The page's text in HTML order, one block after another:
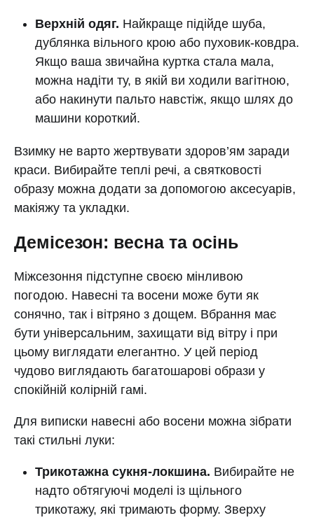
Верхній одяг. Найкраще підійде шуба,
дублянка вільного крою або пуховик-ковдра.
Якщо ваша звичайна куртка стала мала,
можна надіти ту, в якій ви ходили вагітною,
або накинути пальто навстіж, якщо шлях до
машини короткий.
Взимку не варто жертвувати здоров’ям заради
краси. Вибирайте теплі речі, а святковості
образу можна додати за допомогою аксесуарів,
макіяжу та укладки.
Демісезон: весна та осінь
Міжсезоння підступне своєю мінливою
погодою. Навесні та восени може бути як
сонячно, так і вітряно з дощем. Вбрання має
бути універсальним, захищати від вітру і при
цьому виглядати елегантно. У цей період
чудово виглядають багатошарові образи у
спокійній колірній гамі.
Для виписки навесні або восени можна зібрати
такі стильні луки:
Трикотажна сукня-локшина. Вибирайте не
надто обтягуючі моделі із щільного
трикотажу, які тримають форму. Зверху